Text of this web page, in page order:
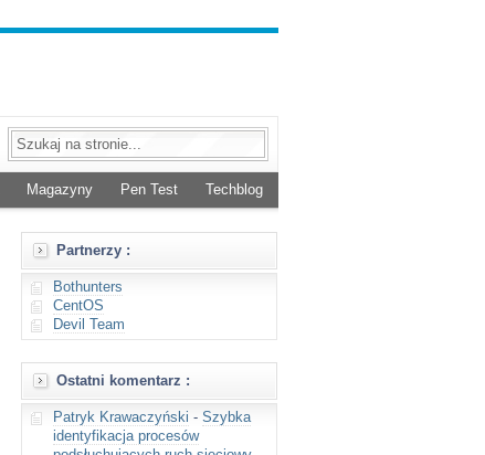
Magazyny Pen Test Techblog
Partnerzy :
Bothunters
CentOS
Devil Team
Ostatni komentarz :
Patryk Krawaczyński - Szybka
identyfikacja procesów